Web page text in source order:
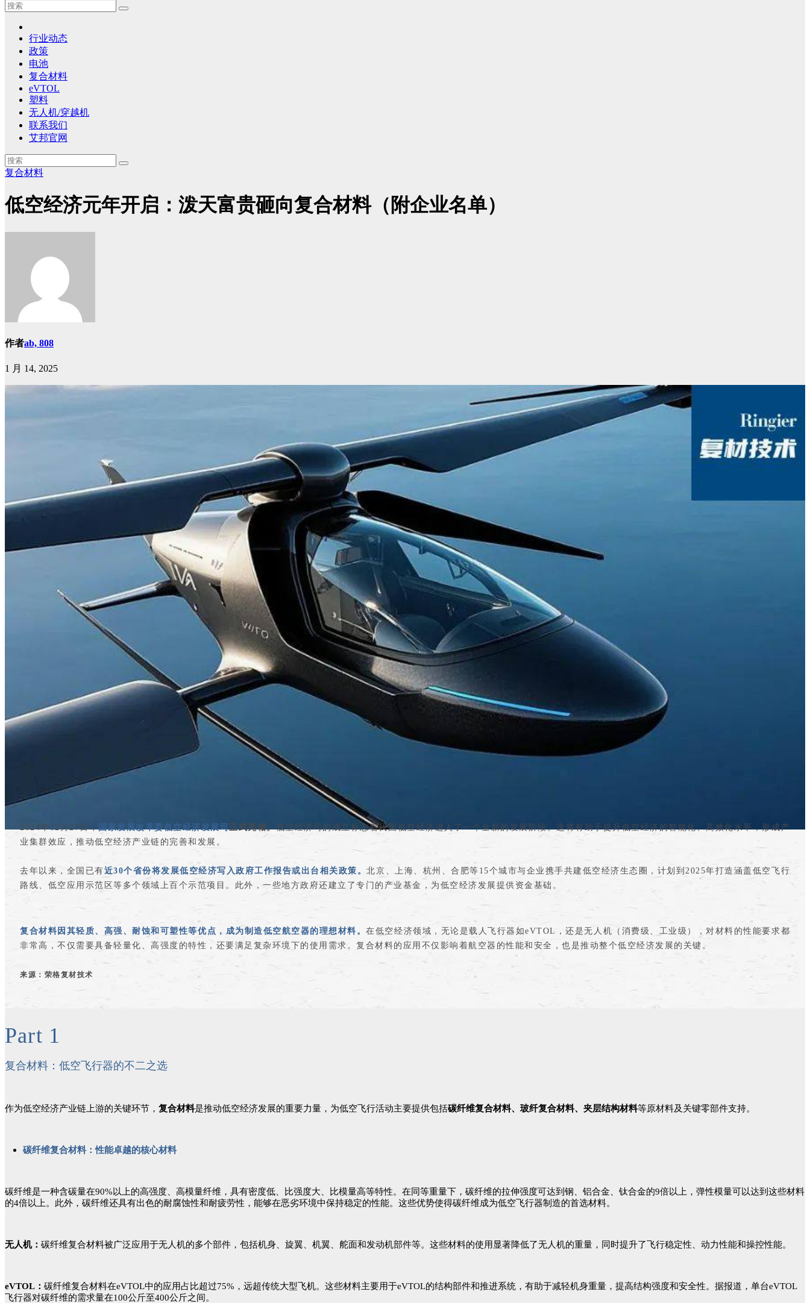
行业动态
政策
电池
复合材料
eVTOL
塑料
无人机/穿越机
联系我们
艾邦官网
复合材料
低空经济元年开启：泼天富贵砸向复合材料（附企业名单）
作者ab, 808
1 月 14, 2025
2024年12月27日，国家发展改革委低空经济发展司正式亮相。低空经济司的成立标志着我国低空经济进入了一个全新的发展阶段。这将有助于提升低空经济的智能化、高效化水平，形成产
业集群效应，推动低空经济产业链的完善和发展。
去年以来，全国已有近30个省份将发展低空经济写入政府工作报告或出台相关政策。北京、上海、杭州、合肥等15个城市与企业携手共建低空经济生态圈，计划到2025年打造涵盖低空飞行
路线、低空应用示范区等多个领域上百个示范项目。此外，一些地方政府还建立了专门的产业基金，为低空经济发展提供资金基础。
复合材料因其轻质、高强、耐蚀和可塑性等优点，成为制造低空航空器的理想材料。在低空经济领域，无论是载人飞行器如eVTOL，还是无人机（消费级、工业级），对材料的性能要求都
非常高，不仅需要具备轻量化、高强度的特性，还要满足复杂环境下的使用需求。复合材料的应用不仅影响着航空器的性能和安全，也是推动整个低空经济发展的关键。
来源：荣格复材技术
Part 1
复合材料：低空飞行器的不二之选
作为低空经济产业链上游的关键环节， 复合材料是推动低空经济发展的重要力量，为低空飞行活动主要提供包括碳纤维复合材料、玻纤复合材料、夹层结构材料等原材料及关键零部件支持。
碳纤维复合材料：性能卓越的核心材料
碳纤维是一种含碳量在90%以上的高强度、高模量纤维，具有密度低、比强度大、比模量高等特性。在同等重量下，碳纤维的拉伸强度可达到钢、铝合金、钛合金的9倍以上，弹性模量可以达到这些材料
的4倍以上。此外，碳纤维还具有出色的耐腐蚀性和耐疲劳性，能够在恶劣环境中保持稳定的性能。这些优势使得碳纤维成为低空飞行器制造的首选材料。
无人机： 碳纤维复合材料被广泛应用于无人机的多个部件，包括机身、旋翼、机翼、舵面和发动机部件等。这些材料的使用显著降低了无人机的重量，同时提升了飞行稳定性、动力性能和操控性能。
eVTOL： 碳纤维复合材料在eVTOL中的应用占比超过75%，远超传统大型飞机。这些材料主要用于eVTOL的结构部件和推进系统，有助于减轻机身重量，提高结构强度和安全性。据报道，单台eVTOL
飞行器对碳纤维的需求量在100公斤至400公斤之间。